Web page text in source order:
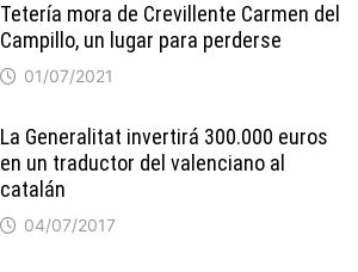
Tetería mora de Crevillente Carmen del
Campillo, un lugar para perderse
01/07/2021
La Generalitat invertirá 300.000 euros
en un traductor del valenciano al
catalán
04/07/2017